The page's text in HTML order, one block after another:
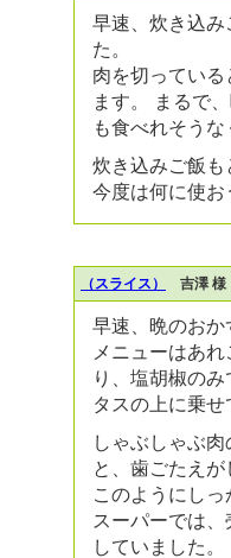
早速、炊き込
た。
肉を切ってい
ます。 まるで
も食べれそう
炊き込みご飯
今度は何に使
（スライス） 吉澤 様
早速、晩のお
メニューはあ
り、塩胡椒の
タスの上に乗
しゃぶしゃぶ
と、歯ごたえ
このようにし
スーパーでは
していました。